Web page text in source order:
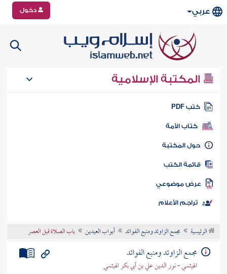
عربي دخول
المكتبة الإسلامية
كتب PDF
كتاب الأمة
المكتبة
الكتب
موضوعي
تراجم الأعلام
الرئيسية مجمع الزاوئد ومنبع الفوائد أبواب العيدين باب الصلاة قبل العصر
مجمع الزاوئد ومنبع الفوائد
الهيثمي - نور الدين علي بن أبي بكر الهيثمي